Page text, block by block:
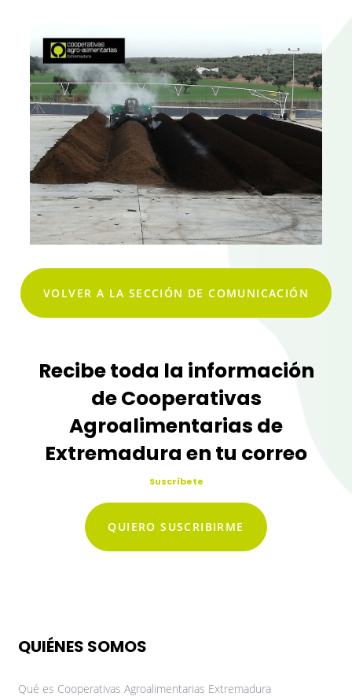
VOLVER A LA SECCIÓN DE COMUNICACIÓN
Recibe toda la información
de Cooperativas
Agroalimentarias de
Extremadura en tu correo
Suscríbete
QUIERO SUSCRIBIRME
QUIÉNES SOMOS
Qué es Cooperativas Agroalimentarias Extremadura